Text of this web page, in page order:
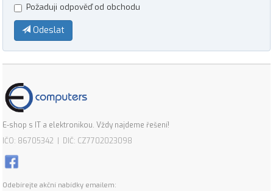
Požaduji odpověď od obchodu
Odeslat
E-shop s IT a elektronikou. Vždy najdeme řešení!
IČO: 86705342 | DIČ: CZ7702023098
Odebírejte akční nabídky emailem: